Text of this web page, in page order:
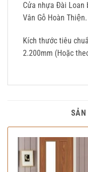
Cửa nhựa Đài Loan
Vân Gỗ Hoàn Thiện.
Kích thước tiêu
2.200mm (Hoặc